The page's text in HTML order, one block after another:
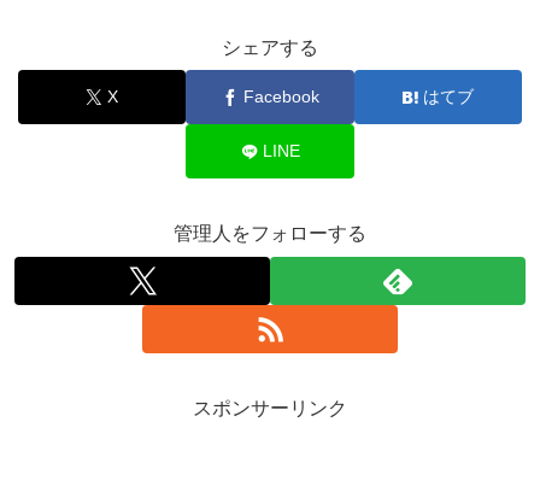
シェアする
X Facebook はてブ
LINE
管理人をフォローする
スポンサーリンク